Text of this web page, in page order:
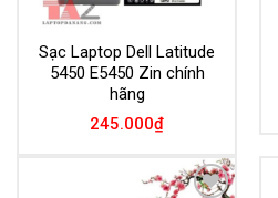
Sạc Laptop Dell Latitude
5450 E5450 Zin chính
hãng
245.000₫